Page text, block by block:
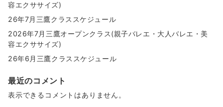
容エクササイズ)
26年7月三鷹クラススケジュール
2026年7月三鷹オープンクラス(親子バレエ・大人バレエ・美
容エクササイズ)
26年6月三鷹クラススケジュール
最近のコメント
表示できるコメントはありません。